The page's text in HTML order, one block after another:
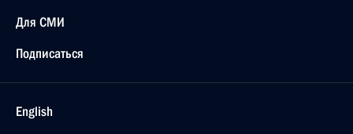
Для СМИ
Подписаться
English